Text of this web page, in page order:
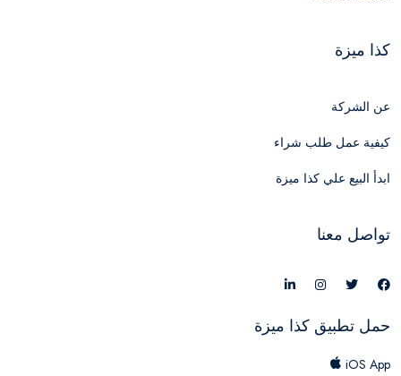
كذا ميزة
عن الشركة
كيفية عمل طلب شراء
ابدأ البيع علي كذا ميزة
تواصل معنا
حمل تطبيق كذا ميزة
iOS App